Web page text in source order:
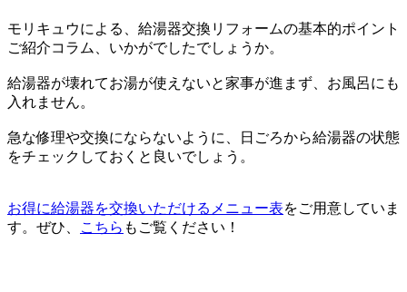
モリキュウによる、給湯器交換リフォームの基本的ポイント
ご紹介コラム、いかがでしたでしょうか。
給湯器が壊れてお湯が使えないと家事が進まず、お風呂にも
入れません。
急な修理や交換にならないように、日ごろから給湯器の状態
をチェックしておくと良いでしょう。
お得に給湯器を交換いただけるメニュー表をご用意していま
す。ぜひ、
こちら もご覧ください！